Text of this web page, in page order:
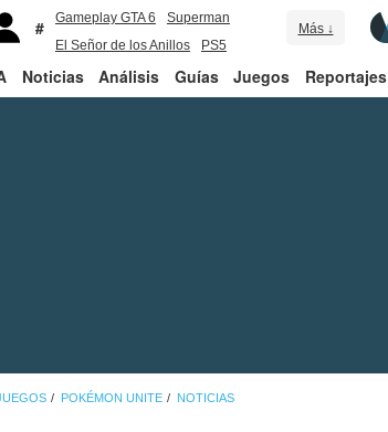
Gameplay GTA 6
Superman
El Señor de los Anillos
PS5
Más ↓
Noticias Análisis Guías Juegos Reportajes
POKÉMON UNITE NOTICIAS